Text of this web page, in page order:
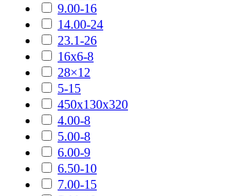
9.00-16
14.00-24
23.1-26
16х6-8
28×12
5-15
450х130х320
4.00-8
5.00-8
6.00-9
6.50-10
7.00-15